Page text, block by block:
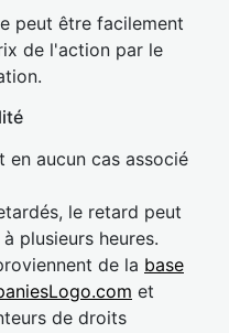
peut être facilement
de l'action par le
en aucun cas associé
le retard peut
plusieurs heures.
de la base
et
de droits